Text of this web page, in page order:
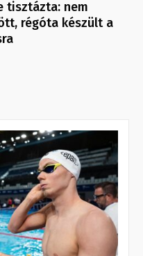
tisztázta: nem
régóta készült a